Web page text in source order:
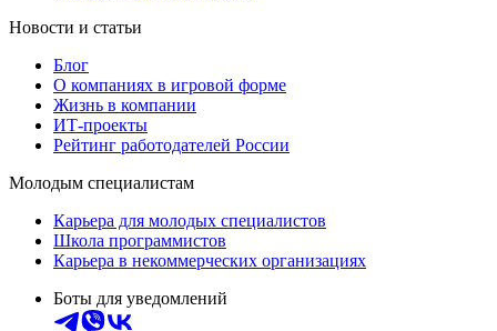
Новости и статьи
Блог
О компаниях в игровой форме
Жизнь в компании
ИТ-проекты
Рейтинг работодателей России
Молодым специалистам
Карьера для молодых специалистов
Школа программистов
Карьера в некоммерческих организациях
Боты для уведомлений